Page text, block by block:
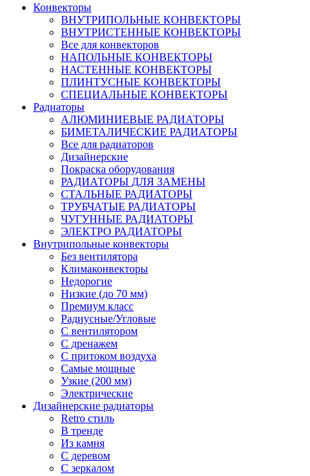
Конвекторы
ВНУТРИПОЛЬНЫЕ КОНВЕКТОРЫ
ВНУТРИСТЕННЫЕ КОНВЕКТОРЫ
Все для конвекторов
НАПОЛЬНЫЕ КОНВЕКТОРЫ
НАСТЕННЫЕ КОНВЕКТОРЫ
ПЛИНТУСНЫЕ КОНВЕКТОРЫ
СПЕЦИАЛЬНЫЕ КОНВЕКТОРЫ
Радиаторы
АЛЮМИНИЕВЫЕ РАДИАТОРЫ
БИМЕТАЛИЧЕСКИЕ РАДИАТОРЫ
Все для радиаторов
Дизайнерские
Покраска оборудования
РАДИАТОРЫ ДЛЯ ЗАМЕНЫ
СТАЛЬНЫЕ РАДИАТОРЫ
ТРУБЧАТЫЕ РАДИАТОРЫ
ЧУГУННЫЕ РАДИАТОРЫ
ЭЛЕКТРО РАДИАТОРЫ
Внутрипольные конвекторы
Без вентилятора
Климаконвекторы
Недорогие
Низкие (до 70 мм)
Премиум класс
Радиусные/Угловые
С вентилятором
С дренажем
С притоком воздуха
Самые мощные
Узкие (200 мм)
Электрические
Дизайнерские радиаторы
Retro стиль
В тренде
Из камня
С деревом
С зеркалом